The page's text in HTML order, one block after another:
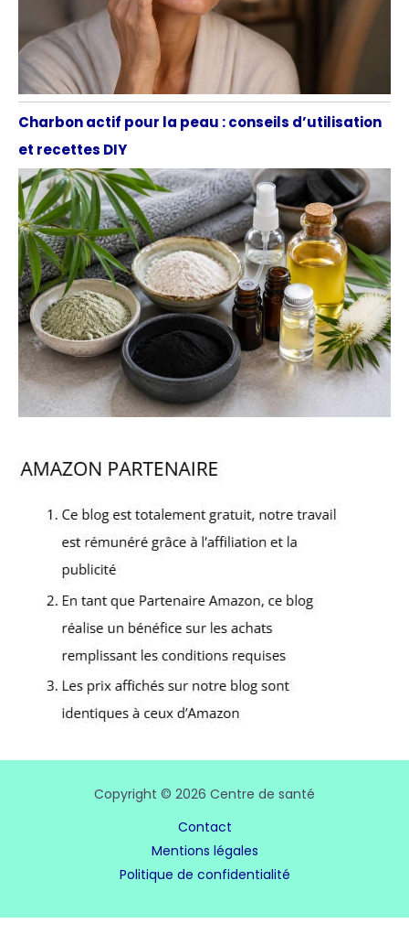
Charbon actif pour la peau : conseils d’utilisation
et recettes DIY
Copyright © 2026 Centre de santé
Contact
Mentions légales
Politique de confidentialité